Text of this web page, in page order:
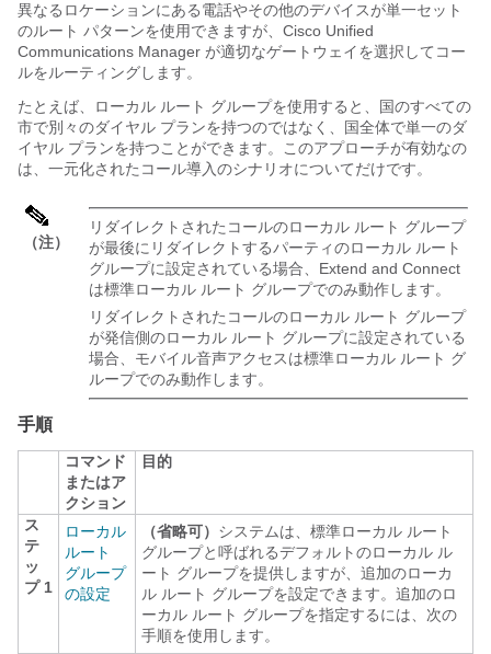
異なるロケーションにある電話やその他のデバイスが単一セット
のルート パターンを使用できますが、 Cisco Unified
Communications Manager が適切なゲートウェイを選択してコー
ルをルーティングします。
たとえば、ローカル ルート グループを使用すると、国のすべての
市で別々のダイヤル プランを持つのではなく、国全体で単一のダ
イヤル プランを持つことができます。このアプローチが有効なの
は、一元化されたコール導入のシナリオについてだけです。
（注）
リダイレクトされたコールのローカル ルート グループ
が最後にリダイレクトするパーティのローカル ルート
グループに設定されている場合、Extend and Connect
は標準ローカル ルート グループでのみ動作します。
リダイレクトされたコールのローカル ルート グループ
が発信側のローカル ルート グループに設定されている
場合、モバイル音声アクセスは標準ローカル ルート グ
ループでのみ動作します。
手順
コマンド
またはア
クション
目的
ス
テ
ッ
プ 1
ローカル
ルート
グループ
の設定
（省略可） システムは、標準ローカル ルート
グループと呼ばれるデフォルトのローカル ル
ート グループを提供しますが、追加のローカ
ル ルート グループを設定できます。追加のロ
ーカル ルート グループを指定するには、次の
手順を使用します。